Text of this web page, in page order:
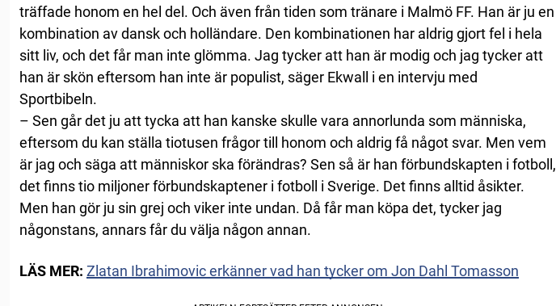
träffade honom en hel del. Och även från tiden som tränare i Malmö FF. Han är ju en
kombination av dansk och holländare. Den kombinationen har aldrig gjort fel i hela
sitt liv, och det får man inte glömma. Jag tycker att han är modig och jag tycker att
han är skön eftersom han inte är populist, säger Ekwall i en intervju med
Sportbibeln.
– Sen går det ju att tycka att han kanske skulle vara annorlunda som människa,
eftersom du kan ställa tiotusen frågor till honom och aldrig få något svar. Men vem
är jag och säga att människor ska förändras? Sen så är han förbundskapten i fotboll,
det finns tio miljoner förbundskaptener i fotboll i Sverige. Det finns alltid åsikter.
Men han gör ju sin grej och viker inte undan. Då får man köpa det, tycker jag
någonstans, annars får du välja någon annan.
LÄS MER: Zlatan Ibrahimovic erkänner vad han tycker om Jon Dahl Tomasson